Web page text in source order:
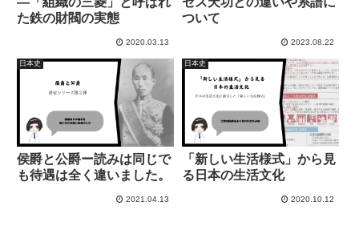
た鉄の財閥の実態
2020.03.13
ついて
2023.08.22
日本史
侯爵と公爵ー読みは同じで
も待遇は全く違いました。
2021.04.13
日本史
「新しい生活様式」から見
る日本の生活文化
2020.10.12